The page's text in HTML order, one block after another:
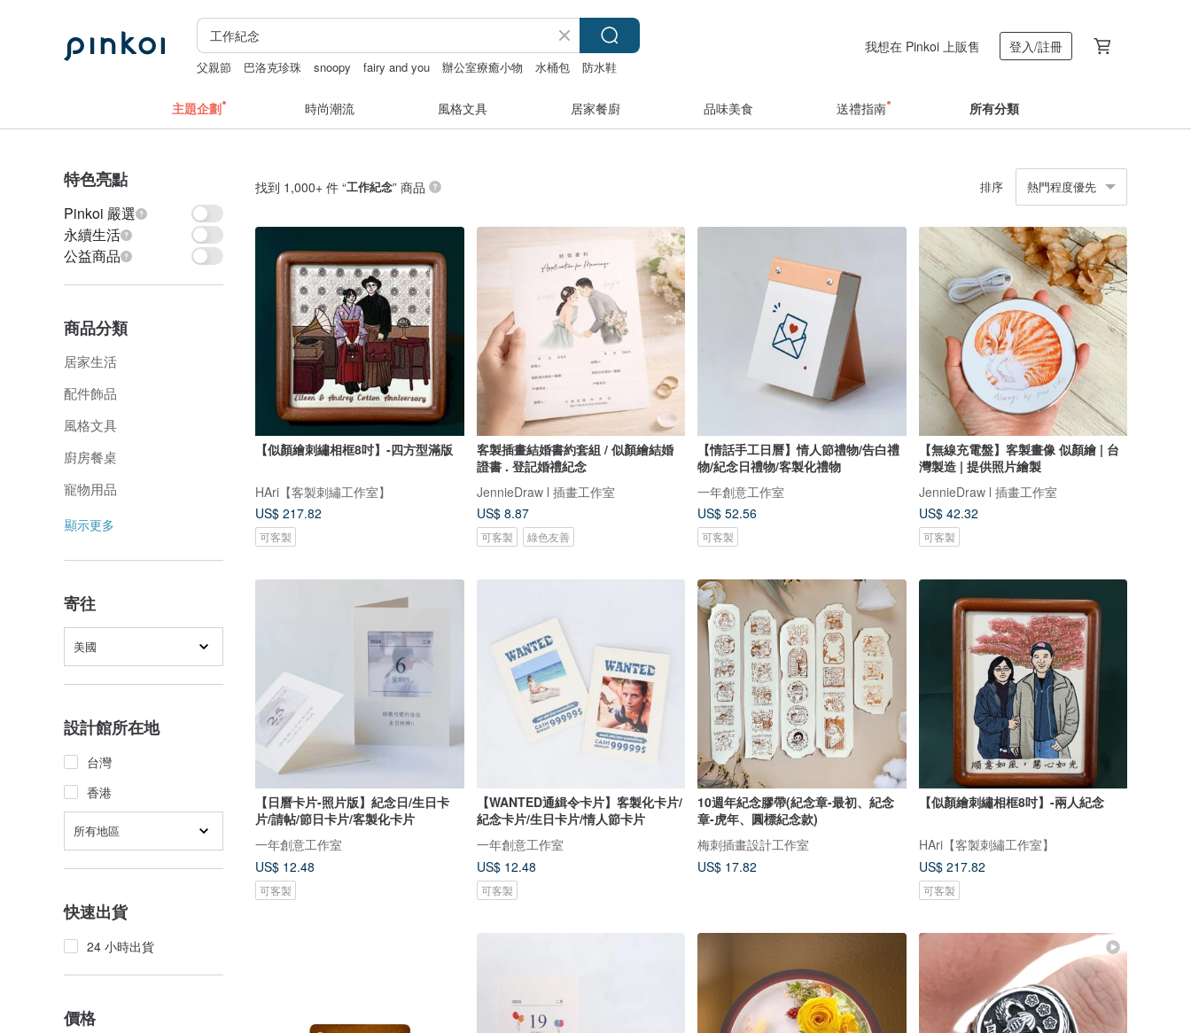
父親節 巴洛克珍珠 snoopy fairy and you 辦公室療癒小物 水桶包
防水鞋
我想在 Pinkoi 上販售 登入/註冊
主題企劃 時尚潮流 風格文具 居家餐廚 品味美食 送禮指南 所有分類
特色亮點
Pinkoi 嚴選
永續生活
公益商品
商品分類
居家生活
配件飾品
風格文具
廚房餐桌
寵物用品
顯示更多
寄往
美國
設計館所在地
台灣
香港
所有地區
快速出貨
24 小時出貨
價格
找到 1,000+ 件 “工作紀念” 商品 排序 熱門程度優先
【似顏繪刺繡相框8吋】-四方型滿版
HAri【客製刺繡工作室】
US$ 217.82
可客製
客製插畫結婚書約套組 / 似顏繪結婚
證書 . 登記婚禮紀念
JennieDraw l 插畫工作室
US$ 8.87
可客製 綠色友善
【情話手工日曆】情人節禮物/告白禮
物/紀念日禮物/客製化禮物
一年創意工作室
US$ 52.56
可客製
【無線充電盤】客製畫像 似顏繪 | 台
灣製造 | 提供照片繪製
JennieDraw l 插畫工作室
US$ 42.32
可客製
【日曆卡片-照片版】紀念日/生日卡
片/請帖/節日卡片/客製化卡片
一年創意工作室
US$ 12.48
可客製
【WANTED通緝令卡片】客製化卡片/
紀念卡片/生日卡片/情人節卡片
一年創意工作室
US$ 12.48
可客製
10週年紀念膠帶(紀念章-最初、紀念
章-虎年、圓標紀念款)
梅刺插畫設計工作室
US$ 17.82
【似顏繪刺繡相框8吋】-兩人紀念
HAri【客製刺繡工作室】
US$ 217.82
可客製